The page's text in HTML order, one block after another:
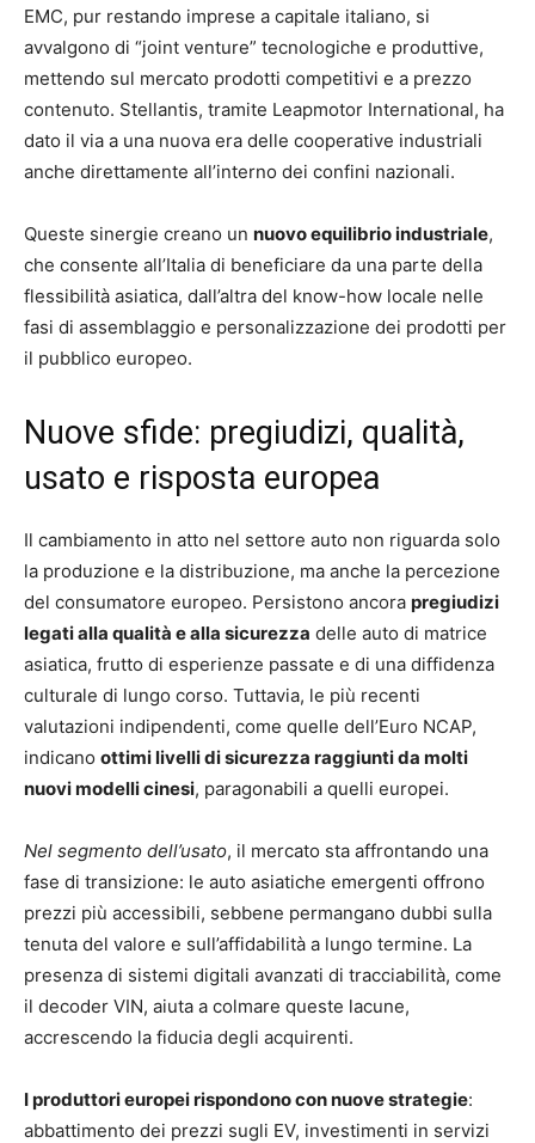
EMC, pur restando imprese a capitale italiano, si
avvalgono di “joint venture” tecnologiche e produttive,
mettendo sul mercato prodotti competitivi e a prezzo
contenuto. Stellantis, tramite Leapmotor International, ha
dato il via a una nuova era delle cooperative industriali
anche direttamente all’interno dei confini nazionali.
Queste sinergie creano un nuovo equilibrio industriale,
che consente all’Italia di beneficiare da una parte della
flessibilità asiatica, dall’altra del know-how locale nelle
fasi di assemblaggio e personalizzazione dei prodotti per
il pubblico europeo.
Nuove sfide: pregiudizi, qualità,
usato e risposta europea
Il cambiamento in atto nel settore auto non riguarda solo
la produzione e la distribuzione, ma anche la percezione
del consumatore europeo. Persistono ancora pregiudizi
legati alla qualità e alla sicurezza delle auto di matrice
asiatica, frutto di esperienze passate e di una diffidenza
culturale di lungo corso. Tuttavia, le più recenti
valutazioni indipendenti, come quelle dell’Euro NCAP,
indicano ottimi livelli di sicurezza raggiunti da molti
nuovi modelli cinesi, paragonabili a quelli europei.
Nel segmento dell’usato, il mercato sta affrontando una
fase di transizione: le auto asiatiche emergenti offrono
prezzi più accessibili, sebbene permangano dubbi sulla
tenuta del valore e sull’affidabilità a lungo termine. La
presenza di sistemi digitali avanzati di tracciabilità, come
il decoder VIN, aiuta a colmare queste lacune,
accrescendo la fiducia degli acquirenti.
I produttori europei rispondono con nuove strategie:
abbattimento dei prezzi sugli EV, investimenti in servizi